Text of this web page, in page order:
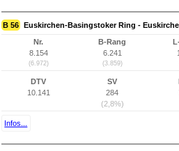
B 56 Euskirchen-Basingstoker Ring -
Nr.
8.154
(6.972)
B-Rang
6.241
(3.859)
DTV
10.141
SV
284
(2,8%)
Infos...